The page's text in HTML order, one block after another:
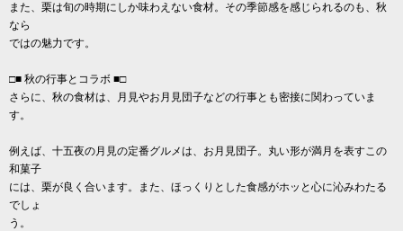
また、栗は旬の時期にしか味わえない食材。その季節感を感じられるのも、秋
なら
ではの魅力です。
□■ 秋の行事とコラボ ■□
さらに、秋の食材は、月見やお月見団子などの行事とも密接に関わっていま
す。
例えば、十五夜の月見の定番グルメは、お月見団子。丸い形が満月を表すこの
和菓子
には、栗が良く合います。また、ほっくりとした食感がホッと心に沁みわたる
でしょ
う。